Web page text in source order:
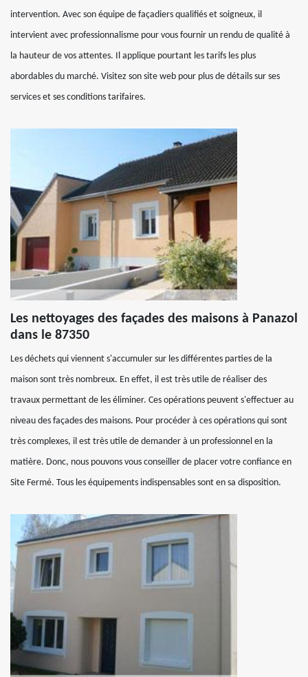
intervention. Avec son équipe de façadiers qualifiés et soigneux, il
intervient avec professionnalisme pour vous fournir un rendu de qualité à
la hauteur de vos attentes. Il applique pourtant les tarifs les plus
abordables du marché. Visitez son site web pour plus de détails sur ses
services et ses conditions tarifaires.
Les nettoyages des façades des maisons à Panazol
dans le 87350
Les déchets qui viennent s'accumuler sur les différentes parties de la
maison sont très nombreux. En effet, il est très utile de réaliser des
travaux permettant de les éliminer. Ces opérations peuvent s'effectuer au
niveau des façades des maisons. Pour procéder à ces opérations qui sont
très complexes, il est très utile de demander à un professionnel en la
matière. Donc, nous pouvons vous conseiller de placer votre confiance en
Site Fermé. Tous les équipements indispensables sont en sa disposition.